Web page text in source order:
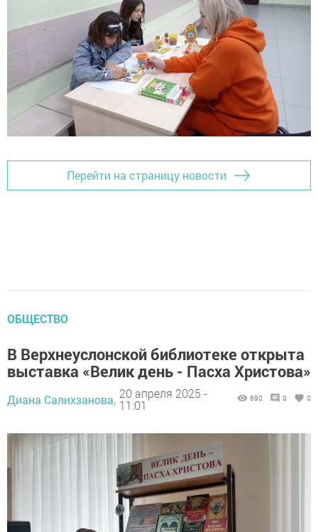
Перейти на страницу новости
ОБЩЕСТВО
В Верхнеуслонской библиотеке открыта
выставка «Велик день - Пасха Христова»
Диана Салихзанова, 20 апреля 2025 -
11:01
690 0 0